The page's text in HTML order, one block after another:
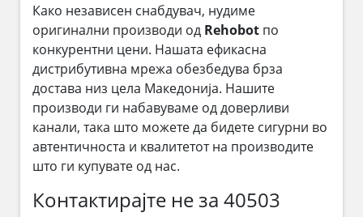
Како независен снабдувач, нудиме
оригинални производи од Rehobot по
конкурентни цени. Нашата ефикасна
дистрибутивна мрежа обезбедува брза
достава низ цела Македонија. Нашите
производи ги набавуваме од доверливи
канали, така што можете да бидете сигурни во
автентичноста и квалитетот на производите
што ги купувате од нас.
Контактирајте не за 40503